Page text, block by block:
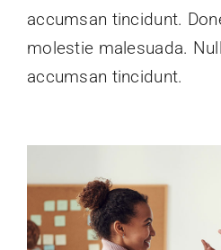
accumsan tincidunt.
molestie malesuada.
accumsan tincidunt.